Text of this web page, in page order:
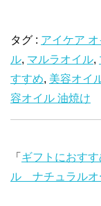
w
t
t
e
r
で
共
(
ウ
ィ
ド
ウ
o
k
共
有
す
る
に
は
リ
て
く
さ
い
l
タグ : アイケア
ル, マルラオイル,
すすめ, 美容オイ
容オイル 油焼け
「 ギフトにおす
ル ナチュラルオ